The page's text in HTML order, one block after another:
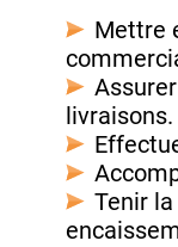
Mettre
livraisons.
Tenir